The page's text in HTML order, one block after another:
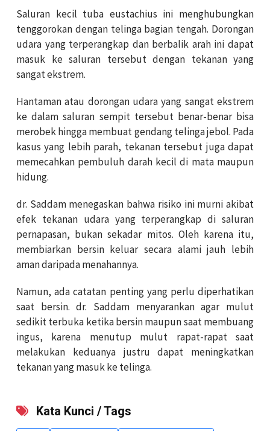
Saluran kecil tuba eustachius ini menghubungkan
tenggorokan dengan telinga bagian tengah. Dorongan
udara yang terperangkap dan berbalik arah ini dapat
masuk ke saluran tersebut dengan tekanan yang
sangat ekstrem.
Hantaman atau dorongan udara yang sangat ekstrem
ke dalam saluran sempit tersebut benar-benar bisa
merobek hingga membuat gendang telinga jebol. Pada
kasus yang lebih parah, tekanan tersebut juga dapat
memecahkan pembuluh darah kecil di mata maupun
hidung.
dr. Saddam menegaskan bahwa risiko ini murni akibat
efek tekanan udara yang terperangkap di saluran
pernapasan, bukan sekadar mitos. Oleh karena itu,
membiarkan bersin keluar secara alami jauh lebih
aman daripada menahannya.
Namun, ada catatan penting yang perlu diperhatikan
saat bersin. dr. Saddam menyarankan agar mulut
sedikit terbuka ketika bersin maupun saat membuang
ingus, karena menutup mulut rapat-rapat saat
melakukan keduanya justru dapat meningkatkan
tekanan yang masuk ke telinga.
Kata Kunci / Tags